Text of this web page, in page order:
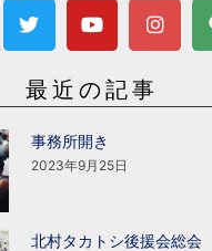
最近の記事
事務所開き
2023年9月25日
北村タカトシ後援会総会